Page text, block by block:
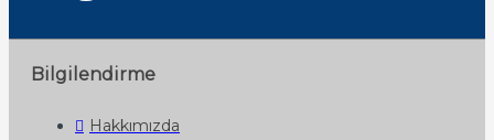
Bilgilendirme
Hakkımızda